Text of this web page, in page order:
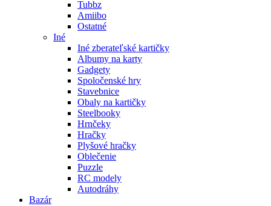
Tubbz
Amiibo
Ostatné
Iné
Iné zberateľské kartičky
Albumy na karty
Gadgety
Spoločenské hry
Stavebnice
Obaly na kartičky
Steelbooky
Hrnčeky
Hračky
Plyšové hračky
Oblečenie
Puzzle
RC modely
Autodráhy
Bazár